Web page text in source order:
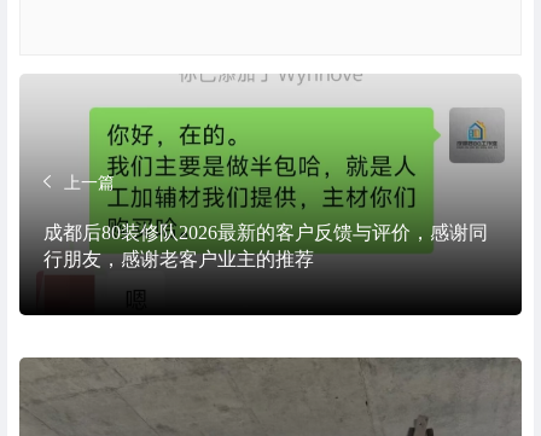
上一篇
成都后80装修队2026最新的客户反馈与评价，感谢同
行朋友，感谢老客户业主的推荐